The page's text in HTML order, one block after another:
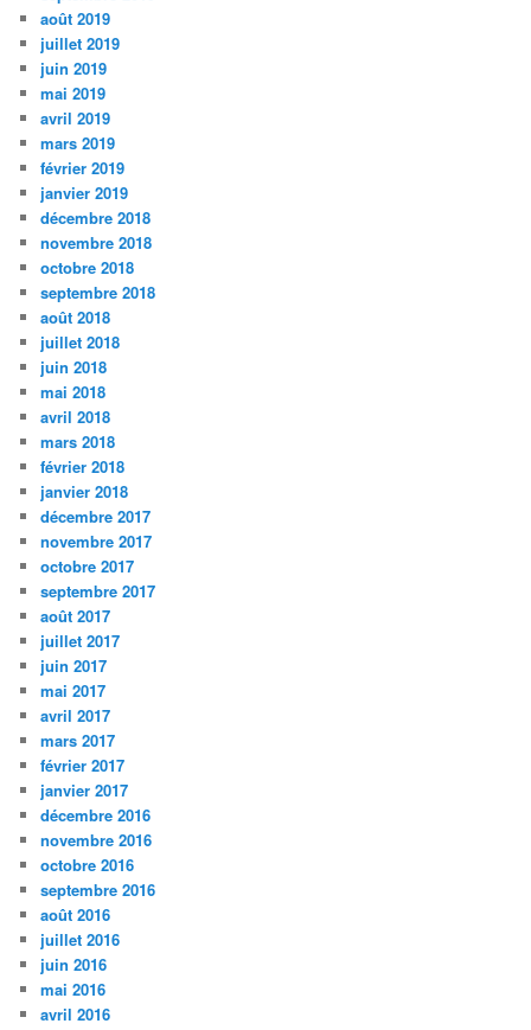
août 2019
juillet 2019
juin 2019
mai 2019
avril 2019
mars 2019
février 2019
janvier 2019
décembre 2018
novembre 2018
octobre 2018
septembre 2018
août 2018
juillet 2018
juin 2018
mai 2018
avril 2018
mars 2018
février 2018
janvier 2018
décembre 2017
novembre 2017
octobre 2017
septembre 2017
août 2017
juillet 2017
juin 2017
mai 2017
avril 2017
mars 2017
février 2017
janvier 2017
décembre 2016
novembre 2016
octobre 2016
septembre 2016
août 2016
juillet 2016
juin 2016
mai 2016
avril 2016